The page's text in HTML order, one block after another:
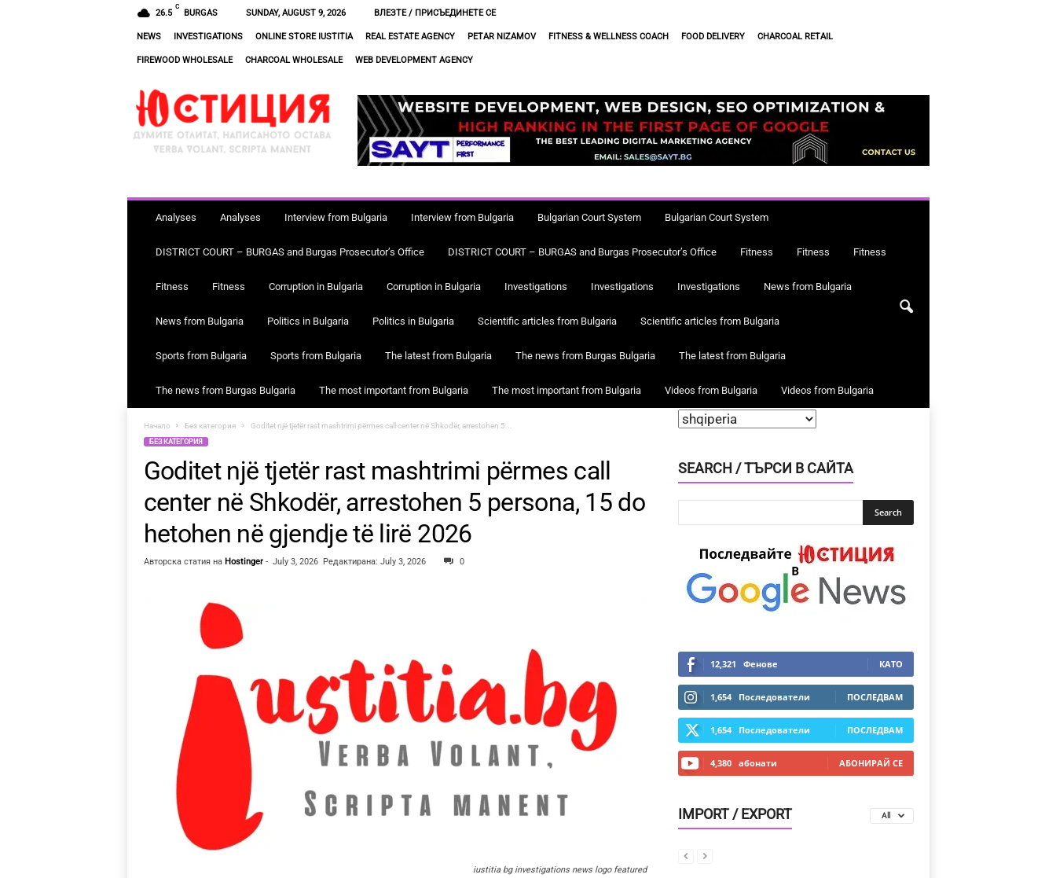
26.5
C
BURGAS SUNDAY, AUGUST 9, 2026 ВЛЕЗТЕ / ПРИСЪЕДИНЕТЕ СЕ
NEWS INVESTIGATIONS ONLINE STORE IUSTITIA REAL ESTATE AGENCY PETAR NIZAMOV FITNESS & WELLNESS COACH FOOD DELIVERY CHARCOAL RETAIL
FIREWOOD WHOLESALE CHARCOAL WHOLESALE WEB DEVELOPMENT AGENCY
И
Analyses Analyses Interview from Bulgaria Interview from Bulgaria Bulgarian Court System Bulgarian Court System
DISTRICT COURT – BURGAS and Burgas Prosecutor’s Office DISTRICT COURT – BURGAS and Burgas Prosecutor’s Office Fitness Fitness Fitness
Fitness Fitness Corruption in Bulgaria Corruption in Bulgaria Investigations Investigations Investigations News from Bulgaria
News from Bulgaria Politics in Bulgaria Politics in Bulgaria Scientific articles from Bulgaria Scientific articles from Bulgaria
Sports from Bulgaria Sports from Bulgaria The latest from Bulgaria The news from Burgas Bulgaria The latest from Bulgaria
The news from Burgas Bulgaria The most important from Bulgaria The most important from Bulgaria Videos from Bulgaria Videos from Bulgaria
Начало Без категория Goditet një tjetër rast mashtrimi përmes call center në Shkodër, arrestohen 5...
БЕЗ КАТЕГОРИЯ
Goditet një tjetër rast mashtrimi përmes call
center në Shkodër, arrestohen 5 persona, 15 do
hetohen në gjendje të lirë 2026
Авторска статия на Hostinger- July 3, 2026 Редактирана: July 3, 2026 0
iustitia bg investigations news logo featured
SEARCH / ТЪРСИ В САЙТА
12,321 Фенове КАТО
1,654 Последователи ПОСЛЕДВАМ
1,654 Последователи ПОСЛЕДВАМ
4,380 абонати АБОНИРАЙ СЕ
IMPORT / EXPORT All